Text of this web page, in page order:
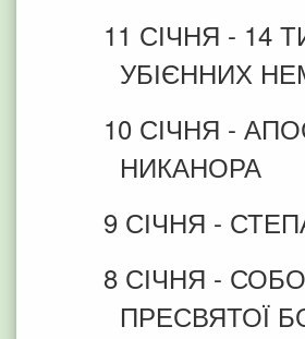
11 СІЧНЯ - 14
УБІЄННИХ
10 СІЧНЯ -
НИКАНОРА
9 СІЧНЯ -
8 СІЧНЯ -
ПРЕСВЯТОЇ